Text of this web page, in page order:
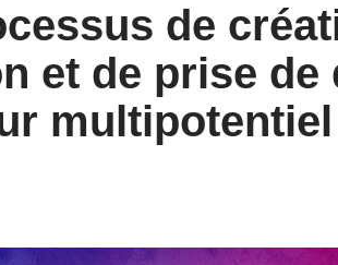
de
et de prise de
multipotentiel